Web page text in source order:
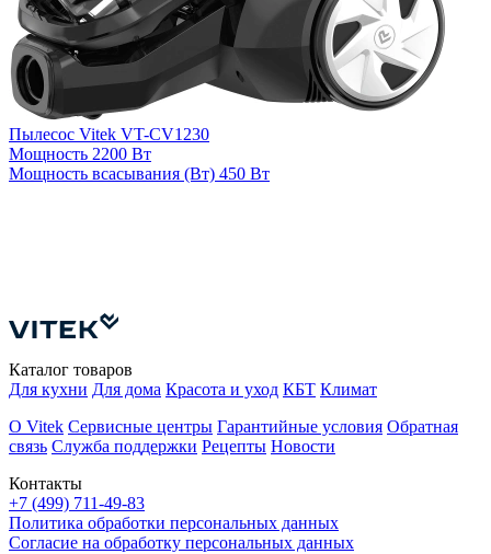
Пылесос Vitek VT-CV1230
Мощность 2200 Вт
Мощность всасывания (Вт) 450 Вт
Контакты
+7 (499) 711-49-83
Каталог товаров
Для кухни Для дома Красота и уход КБТ Климат
О Vitek Сервисные центры Гарантийные условия Обратная
связь Служба поддержки Рецепты Новости
Политика обработки персональных данных
Согласие на обработку персональных данных